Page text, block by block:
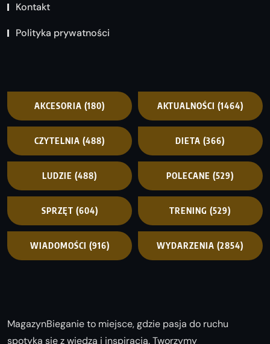
Kontakt
Polityka prywatności
AKCESORIA (180) AKTUALNOŚCI (1464)
CZYTELNIA (488) DIETA (366)
LUDZIE (488) POLECANE (529)
SPRZĘT (604) TRENING (529)
WIADOMOŚCI (916) WYDARZENIA (2854)
MagazynBieganie to miejsce, gdzie pasja do ruchu
spotyka się z wiedzą i inspiracją. Tworzymy